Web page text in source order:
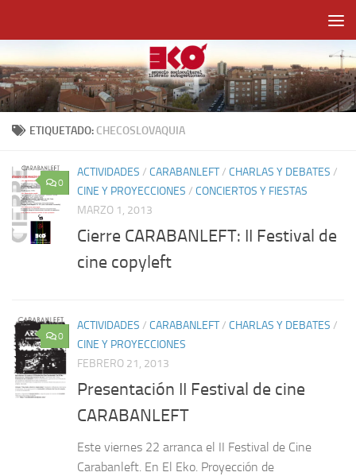
ETIQUETADO: CHECOSLOVAQUIA
0
ACTIVIDADES / CARABANLEFT/ CHARLAS Y DEBATES /
CINE Y PROYECCIONES / CONCIERTOS Y FIESTAS
MARZO 1, 2013
Cierre CARABANLEFT: II Festival de
cine copyleft
0
ACTIVIDADES / CARABANLEFT/ CHARLAS Y DEBATES /
CINE Y PROYECCIONES
FEBRERO 21, 2013
Presentación II Festival de cine
CARABANLEFT
Este viernes 22 arranca el II Festival de Cine
Carabanleft. En El Eko. Proyección de